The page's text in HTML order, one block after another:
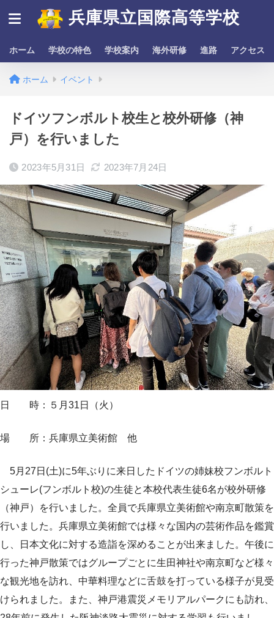
兵庫県立国際高等学校
ホーム 学校の特色 学校案内 海外研修 進路 アクセス
ホーム イベント
ドイツフンボルト校生と校外研修（神
戸）を行いました
2023年5月31日 2023年7月24日
日 時：５月31日（火）
場 所：兵庫県立美術館 他
5月27日(土)に5年ぶりに来日したドイツの姉妹校フンボルト
シューレ(フンボルト校)の生徒と本校代表生徒6名が校外研修
（神戸）を行いました。全員で兵庫県立美術館や南京町散策を
行いました。兵庫県立美術館では様々な国内の芸術作品を鑑賞
し、日本文化に対する造詣を深めることが出来ました。午後に
行った神戸散策ではグループごとに生田神社や南京町など様々
な観光地を訪れ、中華料理などに舌鼓を打っている様子が見受
けられました。また、神戸港震災メモリアルパークにも訪れ、